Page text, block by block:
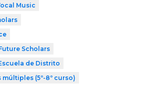
Music
Scholars
de Distrito
(5º-8º curso)